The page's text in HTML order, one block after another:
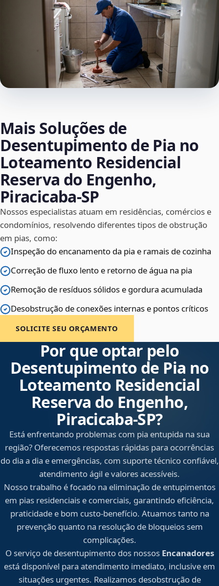
Mais Soluções de
Desentupimento de Pia no
Loteamento Residencial
Reserva do Engenho,
Piracicaba‑SP
Nossos especialistas atuam em residências, comércios e
condomínios, resolvendo diferentes tipos de obstrução
em pias, como:
Inspeção do encanamento da pia e ramais de cozinha
Correção de fluxo lento e retorno de água na pia
Remoção de resíduos sólidos e gordura acumulada
Desobstrução de conexões internas e pontos críticos
SOLICITE SEU ORÇAMENTO
Por que optar pelo
Desentupimento de Pia no
Loteamento Residencial
Reserva do Engenho,
Piracicaba‑SP?
Está enfrentando problemas com pia entupida na sua
região? Oferecemos respostas rápidas para ocorrências
do dia a dia e emergências, com suporte técnico confiável,
atendimento ágil e valores acessíveis.
Nosso trabalho é focado na eliminação de entupimentos
em pias residenciais e comerciais, garantindo eficiência,
praticidade e bom custo-benefício. Atuamos tanto na
prevenção quanto na resolução de bloqueios sem
complicações.
O serviço de desentupimento dos nossos Encanadores
está disponível para atendimento imediato, inclusive em
situações urgentes. Realizamos desobstrução de